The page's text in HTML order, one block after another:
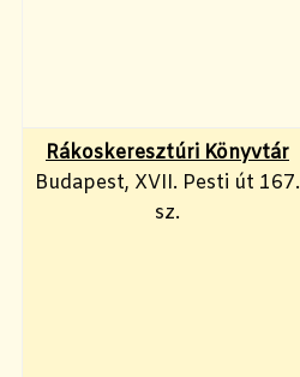
Rákoskeresztúri Könyvtár
Budapest, XVII. Pesti út 167.
sz.